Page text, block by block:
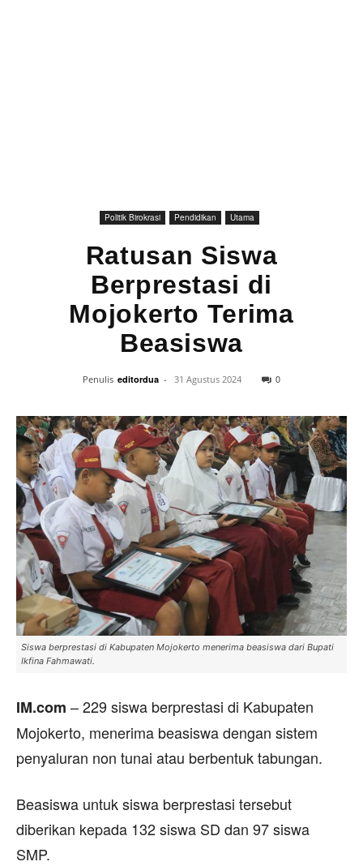
Politik Birokrasi Pendidikan Utama
Ratusan Siswa
Berprestasi di
Mojokerto Terima
Beasiswa
Penulis editordua - 31 Agustus 2024 0
Siswa berprestasi di Kabupaten Mojokerto menerima beasiswa dari Bupati
Ikfina Fahmawati.
IM.com – 229 siswa berprestasi di Kabupaten
Mojokerto, menerima beasiswa dengan sistem
penyaluran non tunai atau berbentuk tabungan.
Beasiswa untuk siswa berprestasi tersebut
diberikan kepada 132 siswa SD dan 97 siswa
SMP.